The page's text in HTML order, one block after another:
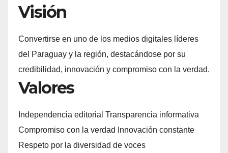
Visión
Convertirse en uno de los medios digitales líderes
del Paraguay y la región, destacándose por su
credibilidad, innovación y compromiso con la verdad.
Valores
Independencia editorial Transparencia informativa
Compromiso con la verdad Innovación constante
Respeto por la diversidad de voces